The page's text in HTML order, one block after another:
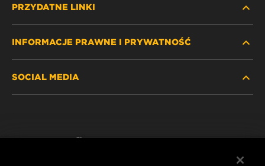
PRZYDATNE LINKI
GDZIE KUPIĆ
INFORMACJE PRAWNE I PRYWATNOŚĆ
SOCIAL MEDIA